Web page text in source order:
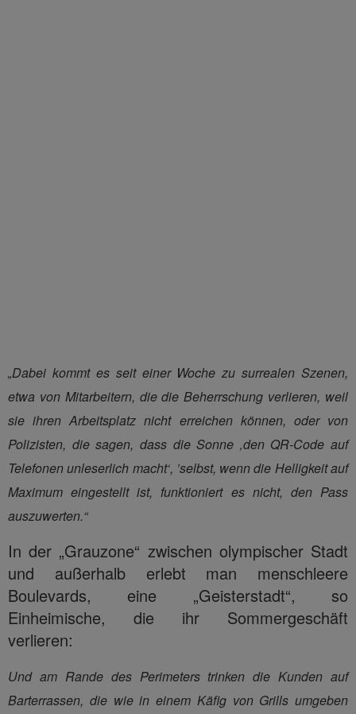
„Dabei kommt es seit einer Woche zu surrealen Szenen,
etwa von Mitarbeitern, die die Beherrschung verlieren, weil
sie ihren Arbeitsplatz nicht erreichen können, oder von
Polizisten, die sagen, dass die Sonne ‚den QR-Code auf
Telefonen unleserlich macht‘, ’selbst, wenn die Helligkeit auf
Maximum eingestellt ist, funktioniert es nicht, den Pass
auszuwerten.“
In der „Grauzone“ zwischen olympischer Stadt
und außerhalb erlebt man menschleere
Boulevards, eine „Geisterstadt“, so
Einheimische, die ihr Sommergeschäft
verlieren:
Und am Rande des Perimeters trinken die Kunden auf
Barterrassen, die wie in einem Käfig von Grills umgeben